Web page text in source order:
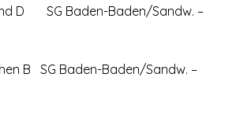
D SG Baden-Baden/Sandw. –
B SG Baden-Baden/Sandw. –